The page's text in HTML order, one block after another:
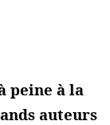
peine à la
auteurs